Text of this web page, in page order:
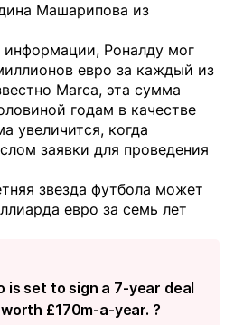
Машарипова из
информации, Роналду мог
евро за каждый из
Marca, эта сумма
годам в качестве
увеличится, когда
заявки для проведения
звезда футбола может
евро за семь лет
is set to sign a 7-year deal
£170m-a-year. ?